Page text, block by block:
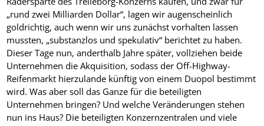
„rund zwei Milliarden Dollar“, lagen wir augenscheinlich
goldrichtig, auch wenn wir uns zunächst vorhalten lassen
mussten, „substanzlos und spekulativ“ berichtet zu haben.
Dieser Tage nun, anderthalb Jahre später, vollziehen beide
Unternehmen die Akquisition, sodass der Off-Highway-
Reifenmarkt hierzulande künftig von einem Duopol bestimmt
wird. Was aber soll das Ganze für die beteiligten
Unternehmen bringen? Und welche Veränderungen stehen
nun ins Haus? Die beteiligten Konzernzentralen und viele